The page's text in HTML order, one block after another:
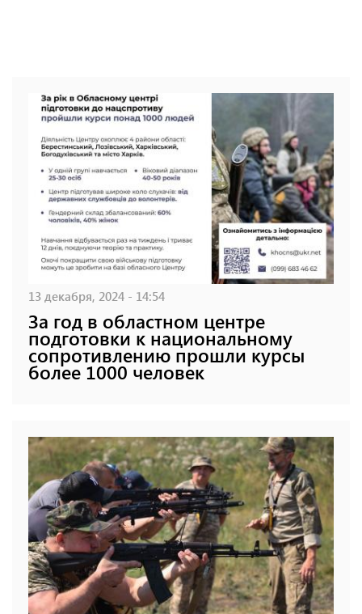
13 декабря, 2024 - 14:54
За год в областном центре
подготовки к национальному
сопротивлению прошли курсы
более 1000 человек